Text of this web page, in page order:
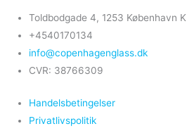
Toldbodgade 4, 1253 København K
+4540170134
info@copenhagenglass.dk
CVR: 38766309
Handelsbetingelser
Privatlivspolitik